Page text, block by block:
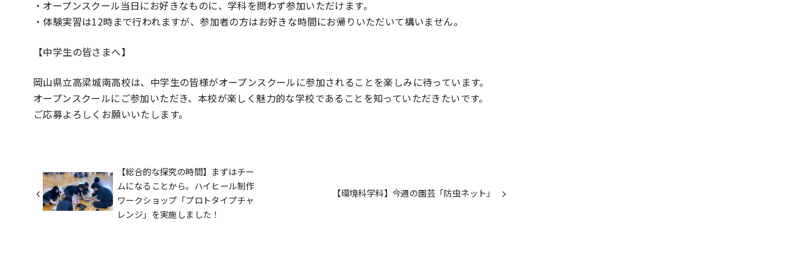
・オープンスクール当日にお好きなものに、学科を問わず参加いただけます。
・体験実習は12時まで行われますが、参加者の方はお好きな時間にお帰りいただいて構いません。
【中学生の皆さまへ】
岡山県立高梁城南高校は、中学生の皆様がオープンスクールに参加されることを楽しみに待っています。
オープンスクールにご参加いただき、本校が楽しく魅力的な学校であることを知っていただきたいです。
ご応募よろしくお願いいたします。
【総合的な探究の時間】まずはチー
ムになることから。ハイヒール制作
ワークショップ「プロトタイプチャ
レンジ」を実施しました！
【環境科学科】今週の園芸「防虫ネット」